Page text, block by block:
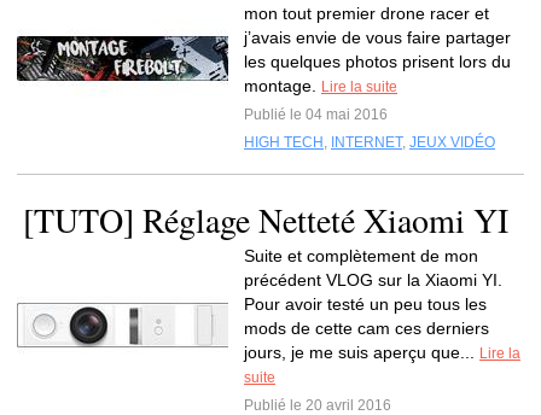
mon tout premier drone racer et
j’avais envie de vous faire partager
les quelques photos prisent lors du
montage.
Lire la suite
Publié le 04 mai 2016
HIGH TECH , INTERNET, JEUX VIDÉO
[TUTO] Réglage Netteté Xiaomi YI
Suite et complètement de mon
précédent VLOG sur la Xiaomi YI.
Pour avoir testé un peu tous les
mods de cette cam ces derniers
jours, je me suis aperçu que...
Lire la
suite
Publié le 20 avril 2016